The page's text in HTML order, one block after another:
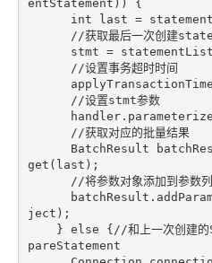
entStatement)) {
int last =
//获取最后一次创建
//设置事务超时时间
//设置stmt参数
//获取对应的批量结果
get(last);
//将参数对象添加到参数
ject);
    }
else { //和上一次创建的
pareStatement